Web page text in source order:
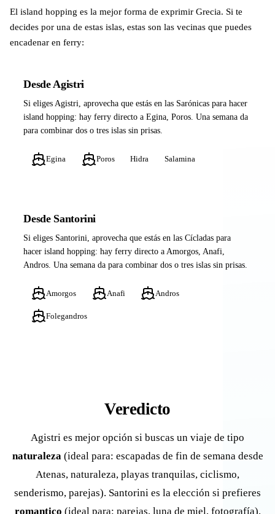
El island hopping es la mejor forma de exprimir Grecia. Si te
decides por una de estas islas, estas son las vecinas que puedes
encadenar en ferry:
Desde Agistri
Si eliges Agistri, aprovecha que estás en las Sarónicas para hacer
island hopping: hay ferry directo a Egina, Poros. Una semana da
para combinar dos o tres islas sin prisas.
Egina Poros Hidra Salamina
Desde Santorini
Si eliges Santorini, aprovecha que estás en las Cícladas para
hacer island hopping: hay ferry directo a Amorgos, Anafi,
Andros. Una semana da para combinar dos o tres islas sin prisas.
Amorgos Anafi Andros
Folegandros
Veredicto
Agistri es mejor opción si buscas un viaje de tipo
naturaleza(ideal para: escapadas de fin de semana desde
Atenas, naturaleza, playas tranquilas, ciclismo,
senderismo, parejas). Santorini es la elección si prefieres
romantico (ideal para: parejas, luna de miel, fotografía).